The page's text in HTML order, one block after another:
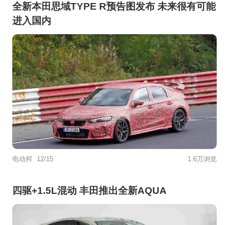
全新本田思域TYPE R预告图发布 未来很有可能
进入国内
电动邦 12/15 1.6万浏览
四驱+1.5L混动 丰田推出全新AQUA